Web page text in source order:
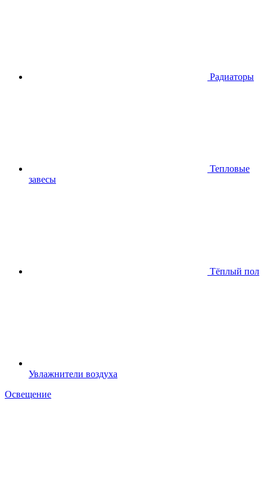
Радиаторы
Тепловые
завесы
Тёплый пол
Увлажнители воздуха
Освещение